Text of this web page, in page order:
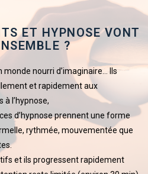
ET HYPNOSE VONT
?
nourri d’imaginaire… Ils
et rapidement aux
l’hypnose,
d’hypnose prennent une forme
rythmée, mouvementée que
et ils progressent rapidement